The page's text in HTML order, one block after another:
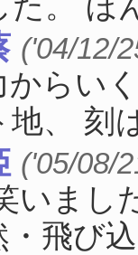
た。 ほ
('04/12/
からい
地、 刻
('05/08/
いまし
・飛び